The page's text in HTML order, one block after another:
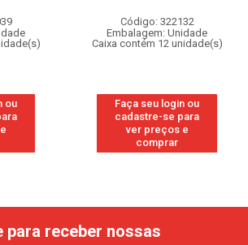
ou
Código: 322132
Embalagem: Unidade
Caixa contém 12 unidade(s)
Faça seu login ou
cadastre-se para
ver preços e
comprar
para receber nossas